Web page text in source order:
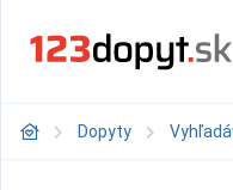
Dopyty